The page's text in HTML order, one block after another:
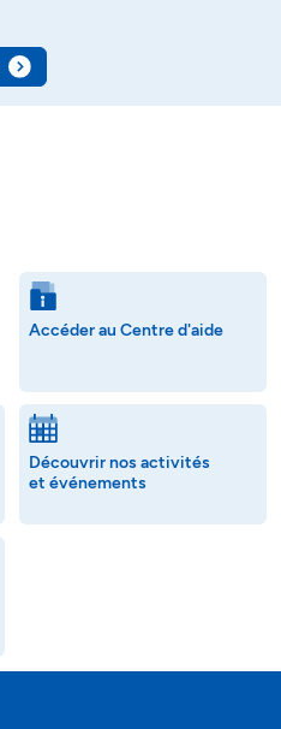
Accéder au Centre d'aide
Découvrir nos activités
et événements